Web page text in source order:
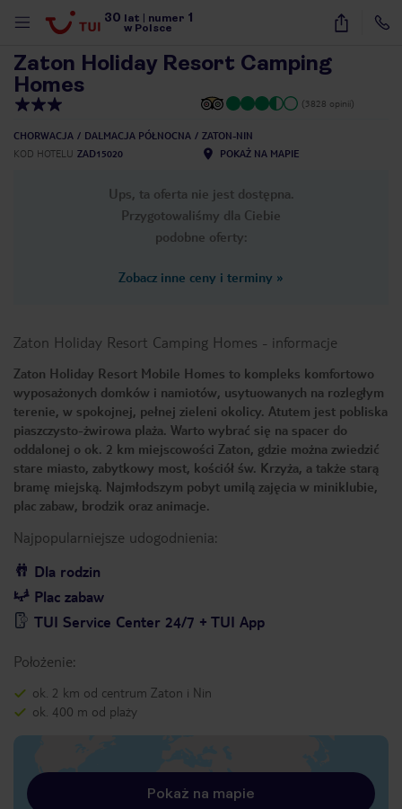
30 lat numer 1
w Polsce
37
Zaton Holiday Resort Camping
Homes
(3828 opinii)
CHORWACJA DALMACJA PÓŁNOCNA
ZATON-NIN
KOD HOTELU ZAD15020 POKAŻ NA MAPIE
Ups, ta oferta nie jest dostępna.
Przygotowaliśmy dla Ciebie
podobne oferty:
Zobacz inne ceny i terminy »
Zaton Holiday Resort Camping Homes - informacje
Zaton Holiday Resort Mobile Homes to kompleks komfortowo
wyposażonych domków i namiotów, usytuowanych na rozległym
terenie, w spokojnej, pełnej zieleni okolicy. Atutem jest pobliska
piaszczysto-żwirowa plaża. Warto wybrać się na spacer do
oddalonej o ok. 2 km miejscowości Zaton, gdzie można zwiedzić
stare miasto, zabytkowy most, kościół św. Krzyża, a także starą
bramę miejską. Najmłodszym pobyt umilą zajęcia w miniklubie,
plac zabaw, brodzik oraz animacje.
Najpopularniejsze udogodnienia:
Dla rodzin
Plac zabaw
TUI Service Center 24/7 + TUI App
Położenie:
ok. 2 km od centrum Zaton i Nin
ok. 400 m od plaży
Pokaż na mapie